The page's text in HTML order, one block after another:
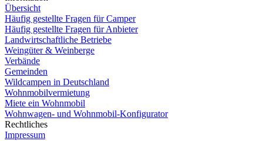
Übersicht
Häufig gestellte Fragen für Camper
Häufig gestellte Fragen für Anbieter
Landwirtschaftliche Betriebe
Weingüter & Weinberge
Verbände
Gemeinden
Wildcampen in Deutschland
Wohnmobilvermietung
Miete ein Wohnmobil
Wohnwagen- und Wohnmobil-Konfigurator
Rechtliches
Impressum